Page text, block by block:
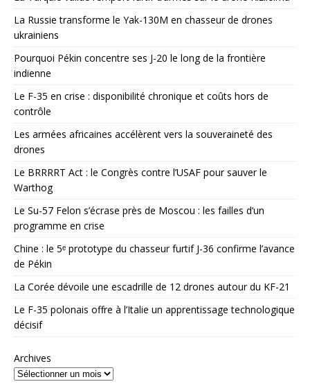
La Russie transforme le Yak-130M en chasseur de drones
ukrainiens
Pourquoi Pékin concentre ses J-20 le long de la frontière
indienne
Le F-35 en crise : disponibilité chronique et coûts hors de
contrôle
Les armées africaines accélèrent vers la souveraineté des
drones
Le BRRRRT Act : le Congrès contre l’USAF pour sauver le
Warthog
Le Su-57 Felon s’écrase près de Moscou : les failles d’un
programme en crise
Chine : le 5ᵉ prototype du chasseur furtif J-36 confirme l’avance
de Pékin
La Corée dévoile une escadrille de 12 drones autour du KF-21
Le F-35 polonais offre à l’Italie un apprentissage technologique
décisif
Archives